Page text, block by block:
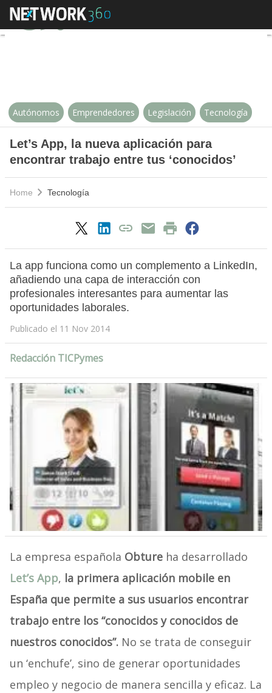
Let’s App, la nueva aplicación
Autónomos Emprendedores Legislación Tecnología
Let’s App, la nueva aplicación para
encontrar trabajo entre tus ‘conocidos’
Home Tecnología
La app funciona como un complemento a LinkedIn,
añadiendo una capa de interacción con
profesionales interesantes para aumentar las
oportunidades laborales.
Publicado el 11 Nov 2014
Redacción TICPymes
La empresa española Obtureha desarrollado
Let’s App, la primera aplicación mobile en
España que permite a sus usuarios encontrar
trabajo entre los “conocidos y conocidos de
nuestros conocidos”. No se trata de conseguir
un ‘enchufe’, sino de generar oportunidades
empleo y negocio de manera sencilla y eficaz. La